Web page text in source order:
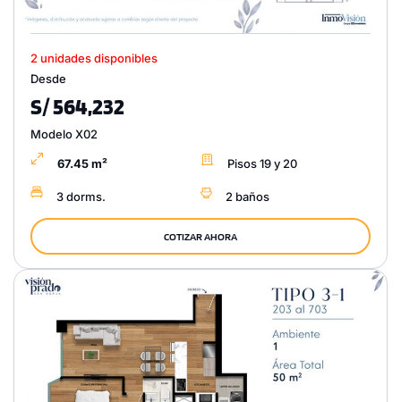
2 unidades disponibles
Desde
S/ 564,232
Modelo X02
67.45 m² Pisos 19 y 20
3 dorms. 2 baños
COTIZAR AHORA